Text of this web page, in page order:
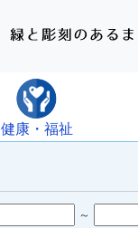
健康・福祉
～